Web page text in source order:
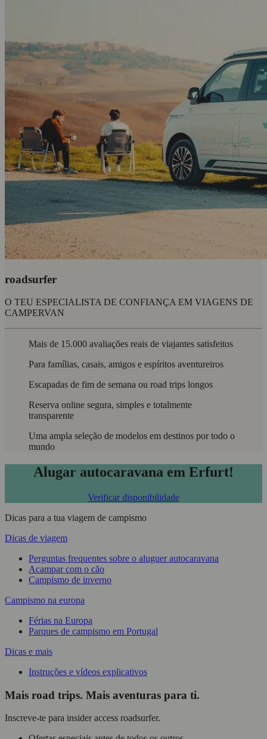
roadsurfer
O TEU ESPECIALISTA DE CONFIANÇA EM VIAGENS DE
CAMPERVAN
Mais de 15.000 avaliações reais de viajantes satisfeitos
Para famílias, casais, amigos e espíritos aventureiros
Escapadas de fim de semana ou road trips longos
Reserva online segura, simples e totalmente
transparente
Uma ampla seleção de modelos em destinos por todo o
mundo
Alugar autocaravana em Erfurt!
Verificar disponibilidade
Dicas para a tua viagem de campismo
Dicas de viagem
Perguntas frequentes sobre o aluguer autocaravana
Acampar com o cão
Campismo de inverno
Campismo na europa
Férias na Europa
Parques de campismo em Portugal
Dicas e mais
Instruções e vídeos explicativos
Mais road trips. Mais aventuras para ti.
Inscreve-te para insider access roadsurfer.